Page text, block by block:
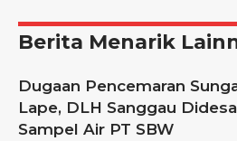
Berita Menarik
Dugaan Pencemaran
Lape, DLH Sanggau
Sampel Air PT SBW